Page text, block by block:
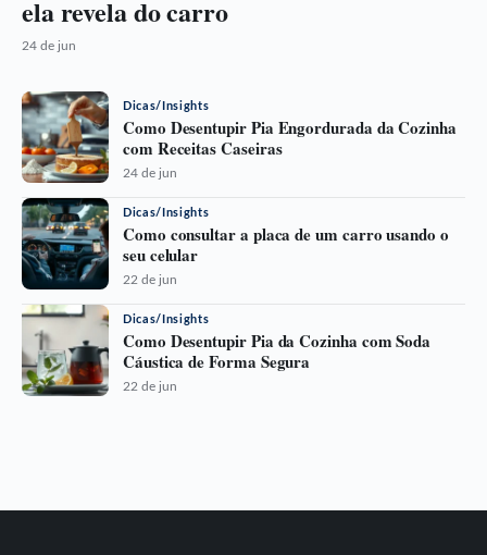
ela revela do carro
24 de jun
Dicas/Insights
Como Desentupir Pia Engordurada da Cozinha
com Receitas Caseiras
24 de jun
Dicas/Insights
Como consultar a placa de um carro usando o
seu celular
22 de jun
Dicas/Insights
Como Desentupir Pia da Cozinha com Soda
Cáustica de Forma Segura
22 de jun